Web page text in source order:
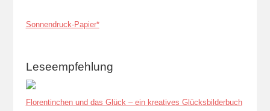
Sonnendruck-Papier*
Leseempfehlung
Florentinchen und das Glück – ein kreatives Glücksbilderbuch